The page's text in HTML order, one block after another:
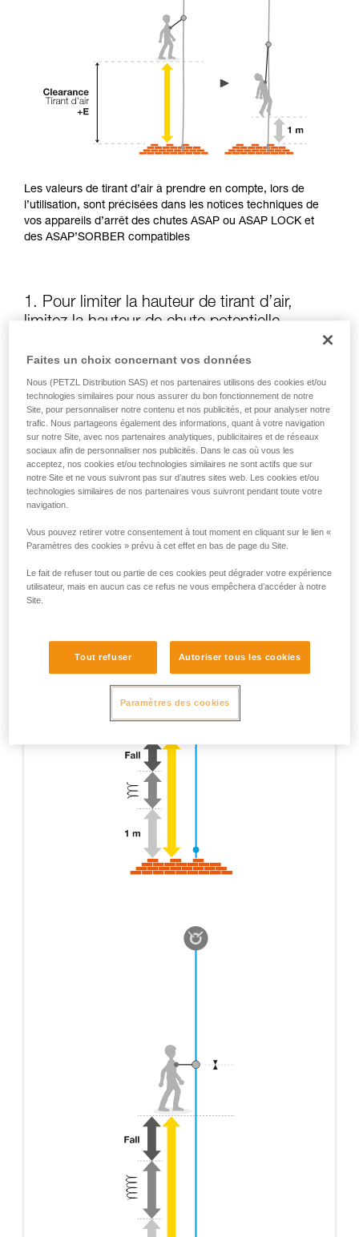
Les valeurs de tirant d’air à prendre en compte, lors de
l’utilisation, sont précisées dans les notices techniques de
vos appareils d’arrêt des chutes ASAP ou ASAP LOCK et
des ASAP’SORBER compatibles
1. Pour limiter la hauteur de tirant d’air,
limitez la hauteur de chute potentielle
La position de l’ASAP ou de l’ASAP LOCK, par rapport à
l’utilisateur, influe sur la hauteur de chute et donc sur la
longueur de déchirement de l’absorbeur d’énergie : ces
deux éléments augmentent le tirant d’air.
Gardez autant que possible l’ASAP ou l’ASAP LOCK au-
dessus du point d’attache de votre harnais
Faites un choix concernant vos données
Nous (PETZL Distribution SAS) et nos partenaires utilisons des cookies et/ou
technologies similaires pour nous assurer du bon fonctionnement de notre
Site, pour personnaliser notre contenu et nos publicités, et pour analyser notre
trafic. Nous partageons également des informations, quant à votre navigation
sur notre Site, avec nos partenaires analytiques, publicitaires et de réseaux
sociaux afin de personnaliser nos publicités. Dans le cas où vous les
acceptez, nos cookies et/ou technologies similaires ne sont actifs que sur
notre Site et ne vous suivront pas sur d’autres sites web. Les cookies et/ou
technologies similaires de nos partenaires vous suivront pendant toute votre
navigation.
Vous pouvez retirer votre consentement à tout moment en cliquant sur le lien «
Paramètres des cookies » prévu à cet effet en bas de page du Site.
Le fait de refuser tout ou partie de ces cookies peut dégrader votre expérience
utilisateur, mais en aucun cas ce refus ne vous empêchera d’accéder à notre
Site.
Tout refuser Autoriser tous les cookies
Paramètres des cookies